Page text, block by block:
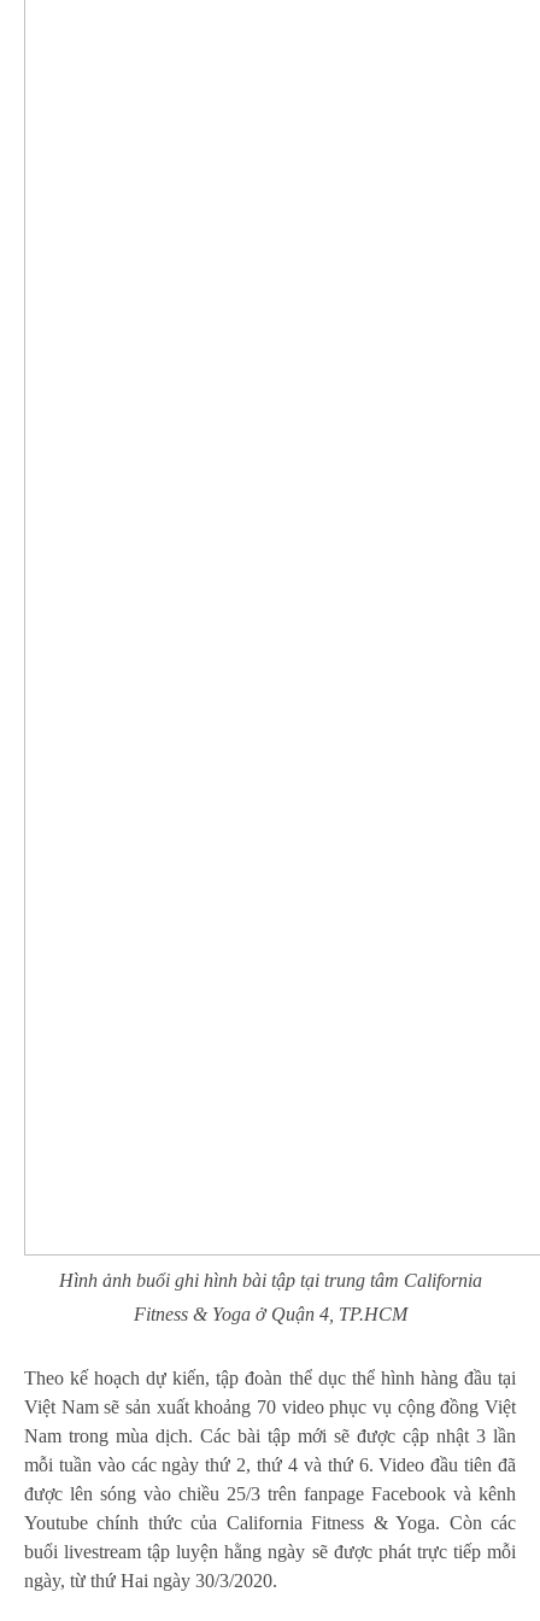
Hình ảnh buổi ghi hình bài tập tại trung tâm California
Fitness & Yoga ở Quận 4, TP.HCM
Theo kế hoạch dự kiến, tập đoàn thể dục thể hình hàng đầu tại
Việt Nam sẽ sản xuất khoảng 70 video phục vụ cộng đồng Việt
Nam trong mùa dịch. Các bài tập mới sẽ được cập nhật 3 lần
mỗi tuần vào các ngày thứ 2, thứ 4 và thứ 6. Video đầu tiên đã
được lên sóng vào chiều 25/3 trên fanpage Facebook và kênh
Youtube chính thức của California Fitness & Yoga. Còn các
buổi livestream tập luyện hằng ngày sẽ được phát trực tiếp mỗi
ngày, từ thứ Hai ngày 30/3/2020.